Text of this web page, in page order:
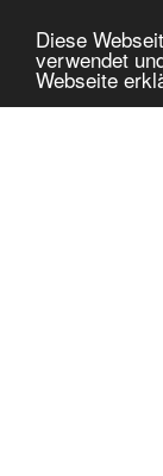
Diese
verwendet
Webseite